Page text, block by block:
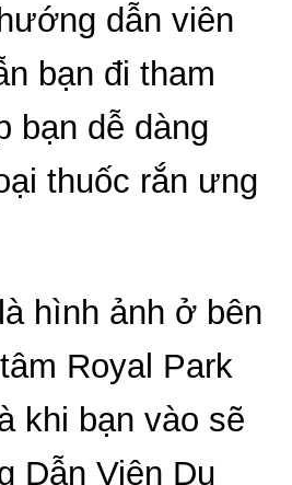
dẫn viên
bạn đi tham
bạn dễ dàng
thuốc rắn ưng
hình ảnh ở bên
Royal Park
khi bạn vào sẽ
Dẫn Viên Du